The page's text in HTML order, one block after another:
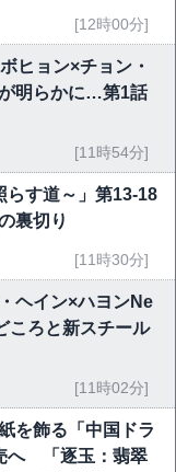
[12時00分]
ヒョン×チョン・
明らかに…第1話
[11時54分]
らす道～」第13-18
裏切り
[11時30分]
ヘイン×ハヨンNe
ころと新スチール
[11時02分]
を飾る「中国ドラ
へ 「逐玉：翡翠